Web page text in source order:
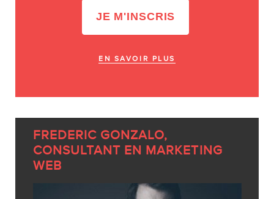
EN SAVOIR PLUS
FREDERIC GONZALO,
CONSULTANT EN MARKETING
WEB